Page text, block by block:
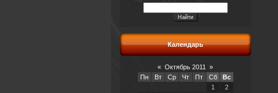
Календарь
« Октябрь 2011
»
Пн
Вт Ср Чт Пт Сб
Вс
1
2